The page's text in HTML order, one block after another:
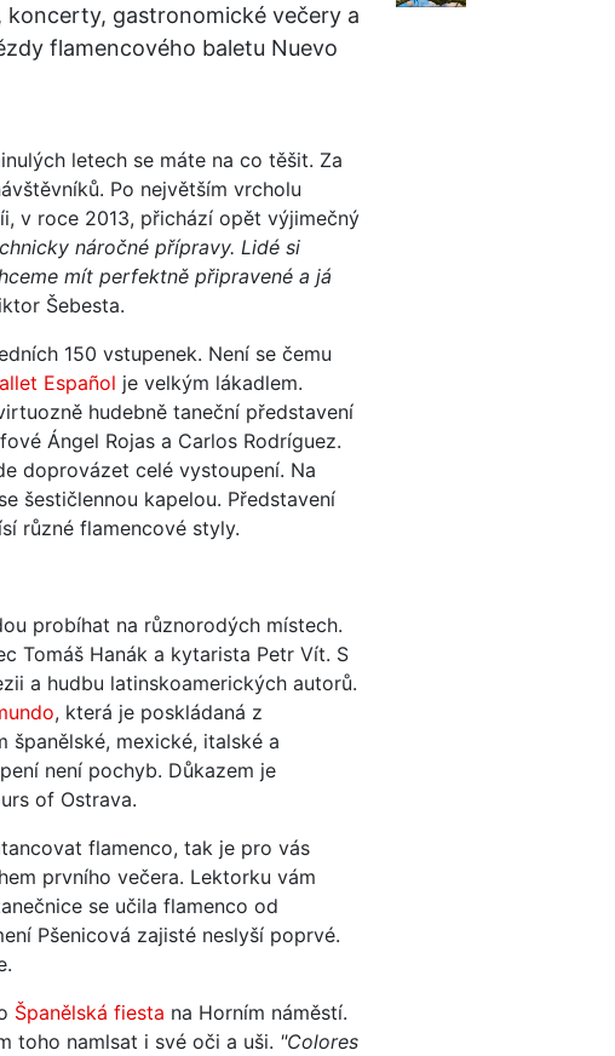
gastronomické večery a
flamencového baletu Nuevo
letech se máte na co těšit. Za
Po největším vrcholu
v roce 2013, přichází opět výjimečný
náročné přípravy. Lidé si
mít perfektně připravené a já
Šebesta.
150 vstupenek. Není se čemu
Español je velkým lákadlem.
hudebně taneční představení
Ángel Rojas a Carlos Rodríguez.
doprovázet celé vystoupení. Na
šestičlennou kapelou. Představení
různé flamencové styly.
probíhat na různorodých místech.
Tomáš Hanák a kytarista Petr Vít. S
a hudbu latinskoamerických autorů.
, která je poskládaná z
španělské, mexické, italské a
není pochyb. Důkazem je
of Ostrava.
flamenco, tak je pro vás
prvního večera. Lektorku vám
se učila flamenco od
Pšenicová zajisté neslyší poprvé.
Španělská fiesta na Horním náměstí.
toho namlsat i své oči a uši. "Colores